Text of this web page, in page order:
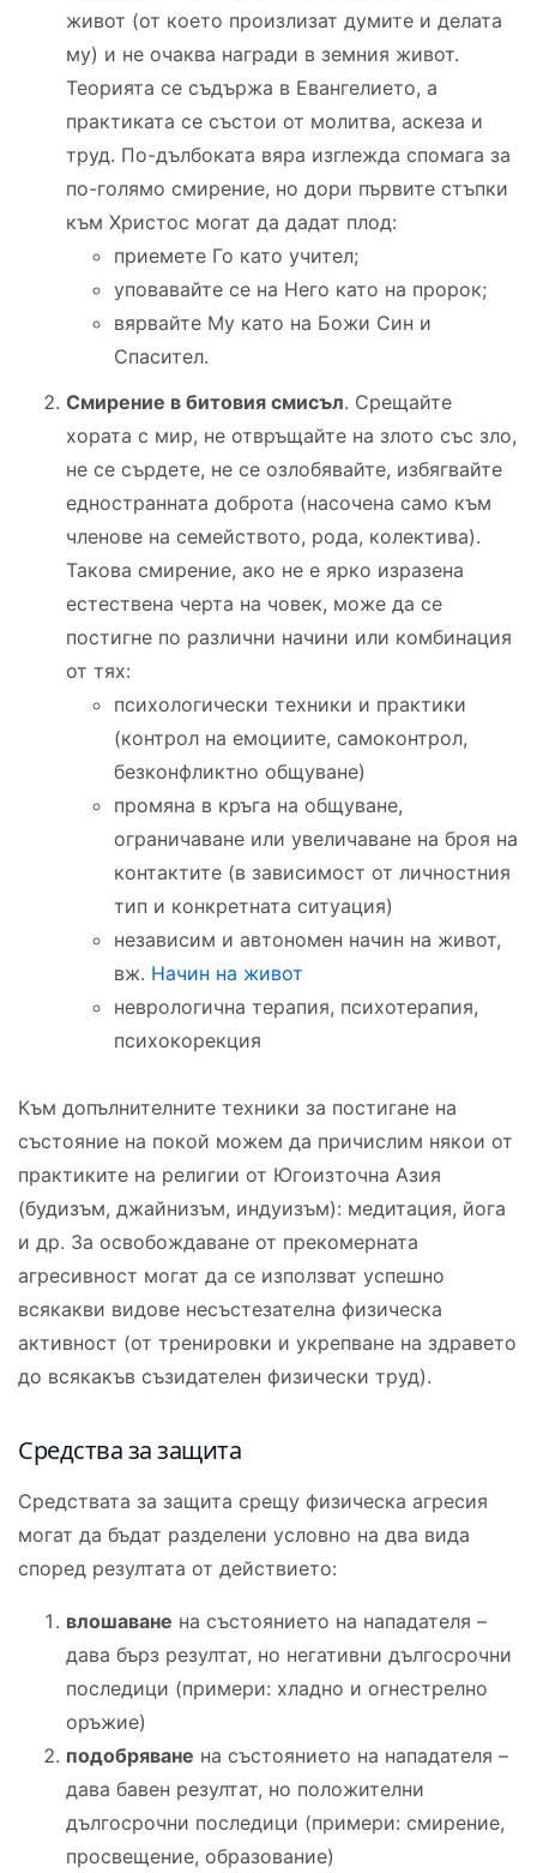
живот (от което произлизат думите и делата
му) и не очаква награди в земния живот.
Теорията се съдържа в Евангелието, а
практиката се състои от молитва, аскеза и
труд. По-дълбоката вяра изглежда спомага за
по-голямо смирение, но дори първите стъпки
към Христос могат да дадат плод:
приемете Го като учител;
уповавайте се на Него като на пророк;
вярвайте Му като на Божи Син и
Спасител.
Смирение в битовия смисъл. Срещайте
хората с мир, не отвръщайте на злото със зло,
не се сърдете, не се озлобявайте, избягвайте
едностранната доброта (насочена само към
членове на семейството, рода, колектива).
Такова смирение, ако не е ярко изразена
естествена черта на човек, може да се
постигне по различни начини или комбинация
от тях:
психологически техники и практики
(контрол на емоциите, самоконтрол,
безконфликтно общуване)
промяна в кръга на общуване,
ограничаване или увеличаване на броя на
контактите (в зависимост от личностния
тип и конкретната ситуация)
независим и автономен начин на живот,
вж. Начин на живот
неврологична терапия, психотерапия,
психокорекция
Към допълнителните техники за постигане на
състояние на покой можем да причислим някои от
практиките на религии от Югоизточна Азия
(будизъм, джайнизъм, индуизъм): медитация, йога
и др. За освобождаване от прекомерната
агресивност могат да се използват успешно
всякакви видове несъстезателна физическа
активност (от тренировки и укрепване на здравето
до всякакъв съзидателен физически труд).
Средства за защита
Средствата за защита срещу физическа агресия
могат да бъдат разделени условно на два вида
според резултата от действието:
влошаване на състоянието на нападателя –
дава бърз резултат, но негативни дългосрочни
последици (примери: хладно и огнестрелно
оръжие)
подобряване на състоянието на нападателя –
дава бавен резултат, но положителни
дългосрочни последици (примери: смирение,
просвещение, образование)